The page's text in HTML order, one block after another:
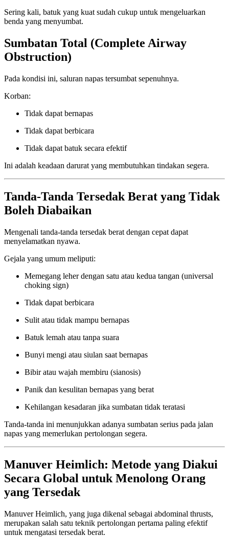
Sering kali, batuk yang kuat sudah cukup untuk mengeluarkan
benda yang menyumbat.
Sumbatan Total (Complete Airway
Obstruction)
Pada kondisi ini, saluran napas tersumbat sepenuhnya.
Korban:
Tidak dapat bernapas
Tidak dapat berbicara
Tidak dapat batuk secara efektif
Ini adalah keadaan darurat yang membutuhkan tindakan segera.
Tanda-Tanda Tersedak Berat yang Tidak
Boleh Diabaikan
Mengenali tanda-tanda tersedak berat dengan cepat dapat
menyelamatkan nyawa.
Gejala yang umum meliputi:
Memegang leher dengan satu atau kedua tangan (universal
choking sign)
Tidak dapat berbicara
Sulit atau tidak mampu bernapas
Batuk lemah atau tanpa suara
Bunyi mengi atau siulan saat bernapas
Bibir atau wajah membiru (sianosis)
Panik dan kesulitan bernapas yang berat
Kehilangan kesadaran jika sumbatan tidak teratasi
Tanda-tanda ini menunjukkan adanya sumbatan serius pada jalan
napas yang memerlukan pertolongan segera.
Manuver Heimlich: Metode yang Diakui
Secara Global untuk Menolong Orang
yang Tersedak
Manuver Heimlich, yang juga dikenal sebagai abdominal thrusts,
merupakan salah satu teknik pertolongan pertama paling efektif
untuk mengatasi tersedak berat.